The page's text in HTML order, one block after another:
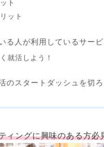
ト
ット
る人が利用しているサー
就活しよう！
のスタートダッシュを切ろ
ィングに興味のある方必